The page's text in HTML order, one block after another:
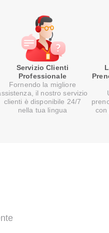
Servizio Clienti
Professionale
Fornendo la migliore
il nostro servizio
clienti è disponibile 24/7
nella tua lingua
con